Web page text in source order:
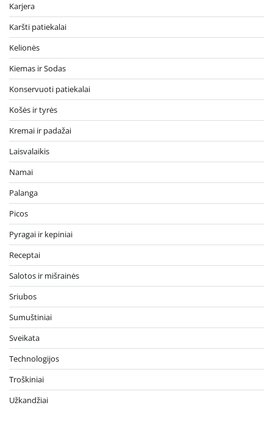
Karjera
Karšti patiekalai
Kelionės
Kiemas ir Sodas
Konservuoti patiekalai
Košės ir tyrės
Kremai ir padažai
Laisvalaikis
Namai
Palanga
Picos
Pyragai ir kepiniai
Receptai
Salotos ir mišrainės
Sriubos
Sumuštiniai
Sveikata
Technologijos
Troškiniai
Užkandžiai